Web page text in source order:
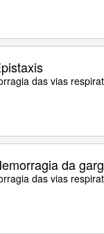
das vias
da
das vias